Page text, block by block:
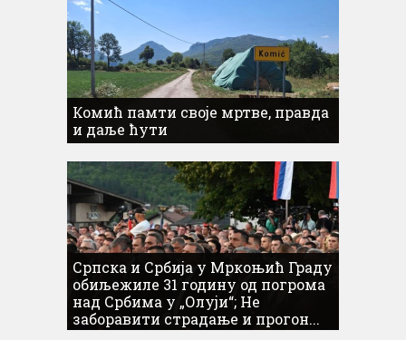
Комић памти своје мртве, правда
и даље ћути
Српска и Србија у Мркоњић Граду
обиљежиле 31 годину од погрома
над Србима у „Олуји“; Не
заборавити страдање и прогон...